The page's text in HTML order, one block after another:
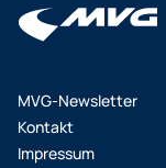
MVG-Newsletter
Kontakt
Impressum